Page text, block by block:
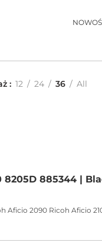
12 24 36 All
8205D 885344 |
Aficio 2090 Ricoh Aficio